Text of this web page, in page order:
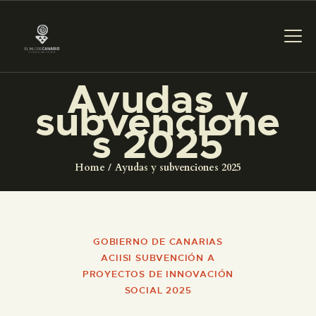
Ayudas y
subvencione
s 2025
Home Ayudas y subvenciones 2025
PREPARAR LA VISITA
ACTIVIDADES
EL MUSEO
COLECCIONES
GOBIERNO DE CANARIAS
ACIISI SUBVENCIÓN A
PROYECTOS DE INNOVACIÓN
SOCIAL 2025